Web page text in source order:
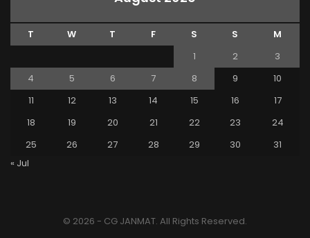
T W T F S S
M
1
2
3
4
5 6 7 8 9
10
11
12 13 14 15 16
17
18
19 20 21 22 23
24
25
26 27 28 29 30
31
« Jul
© 2026 - CG JANMAT. All Rights Reserved.